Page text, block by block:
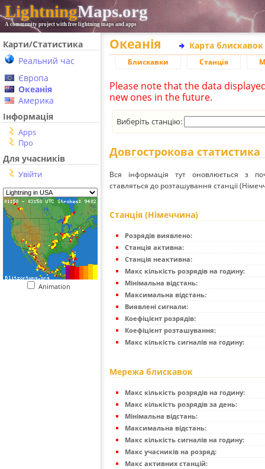
LightningMaps.org
A community project with free lightning maps and apps
Карти/Статистика
Реальний час
Європа
Океанія
Америка
Інформація
Apps
Про
Для учасників
Увійти
Animation
Океанія Карта
Блискавки Станція
Please note that the data
new ones in the future.
Виберіть станцію:
Довгострокова статистика
Вся інформація тут оновлюється з
ставляться до розташування станції
Станція (Німеччина)
Розрядів виявлено:
Станція активна:
Станція неактивна:
Макс кількість розрядів на годину:
Мінімальна відстань:
Максимальна відстань:
Виявлені сигнали:
Коефіцієнт розрядів:
Коефіцієнт розташування:
Макс кількість сигналів на годину:
Мережа блискавок
Макс кількість розрядів на годину:
Макс кількість розрядів за день:
Мінімальна відстань:
Максимальна відстань:
Макс кількість сигналів на годину:
Макс учасників на розряд:
Макс активних станцій: